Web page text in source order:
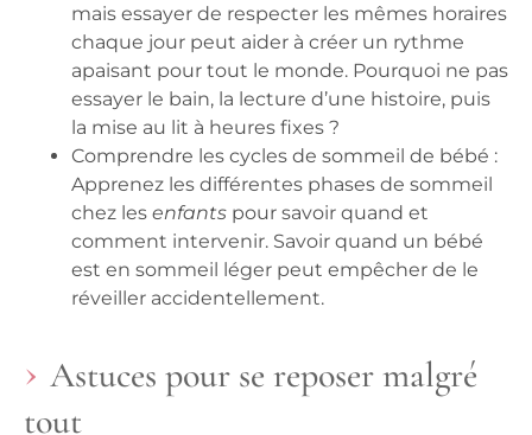
mais essayer de respecter les mêmes horaires
chaque jour peut aider à créer un rythme
apaisant pour tout le monde. Pourquoi ne pas
essayer le bain, la lecture d’une histoire, puis
la mise au lit à heures fixes ?
Comprendre les cycles de sommeil de bébé :
Apprenez les différentes phases de sommeil
chez les enfants pour savoir quand et
comment intervenir. Savoir quand un bébé
est en sommeil léger peut empêcher de le
réveiller accidentellement.
Astuces pour se reposer malgré
tout